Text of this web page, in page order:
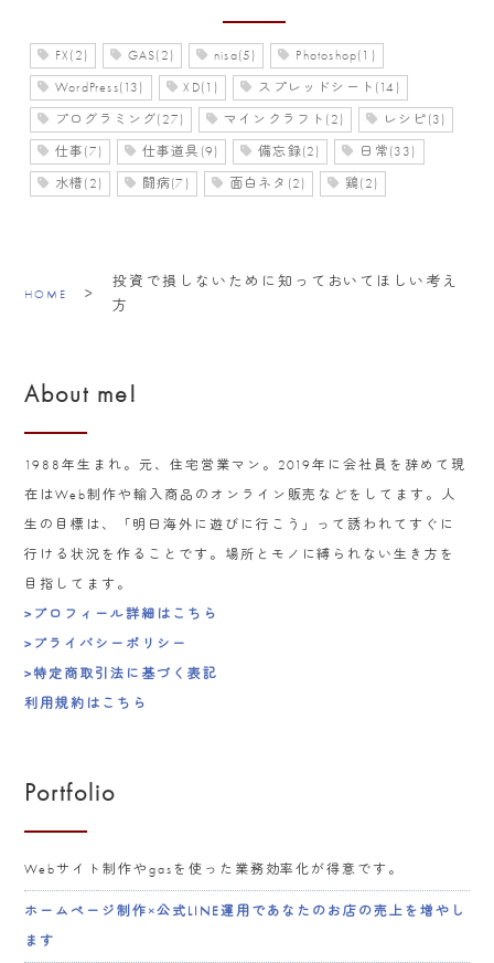
FX(2) GAS(2) nisa(5) Photoshop(1)
WordPress(13) XD(1) スプレッドシート(14)
プログラミング(27) マインクラフト(2) レシピ(3)
仕事(7) 仕事道具(9) 備忘録(2) 日常(33)
水槽(2) 闘病(7) 面白ネタ(2) 鶏(2)
HOME >
投資で損しないために知っておいてほしい考え
方
About me!
1988年生まれ。元、住宅営業マン。2019年に会社員を辞めて現
在はWeb制作や輸入商品のオンライン販売などをしてます。人
生の目標は、「明日海外に遊びに行こう」って誘われてすぐに
行ける状況を作ることです。場所とモノに縛られない生き方を
目指してます。
>プロフィール詳細はこちら
>プライバシーポリシー
>特定商取引法に基づく表記
利用規約はこちら
Portfolio
Webサイト制作やgasを使った業務効率化が得意です。
ホームページ制作×公式LINE運用であなたのお店の売上を増やし
ます